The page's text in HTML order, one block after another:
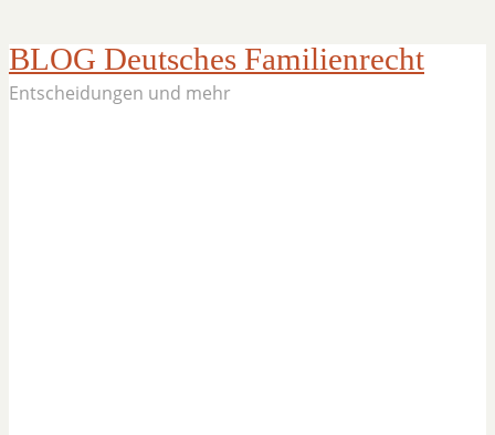
BLOG Deutsches Familienrecht
Entscheidungen und mehr